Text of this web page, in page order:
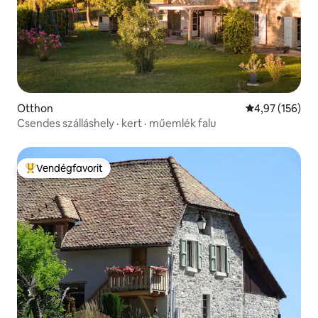
Otthon Átlagos
4,97 (156)
Csendes szálláshely · kert · műemlék falu
Kiemelt vendégfavorit
Vendégfavorit